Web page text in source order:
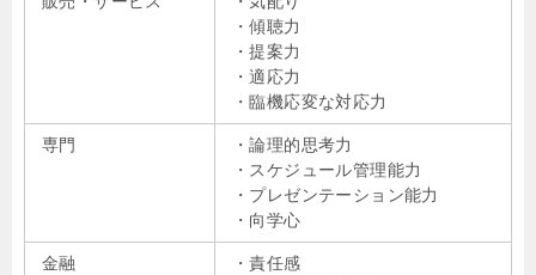
・傾聴力
・提案力
・適応力
・臨機応変な対応力
専門
・論理的思考力
・スケジュール管理能力
・プレゼンテーション能力
・向学心
金融
・責任感